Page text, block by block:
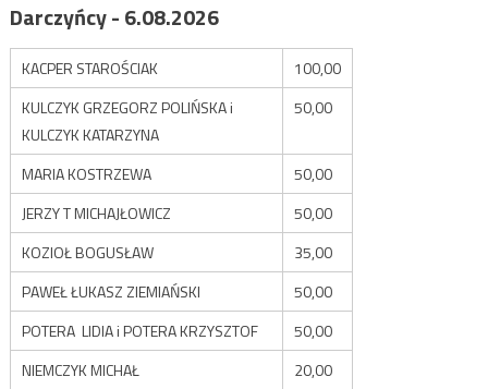
Darczyńcy - 6.08.2026
KACPER STAROŚCIAK
100,00
KULCZYK GRZEGORZ POLIŃSKA i
KULCZYK KATARZYNA
50,00
MARIA KOSTRZEWA
50,00
JERZY T MICHAJŁOWICZ
50,00
KOZIOŁ BOGUSŁAW
35,00
PAWEŁ ŁUKASZ ZIEMIAŃSKI
50,00
POTERA LIDIA i POTERA KRZYSZTOF
50,00
NIEMCZYK MICHAŁ
20,00